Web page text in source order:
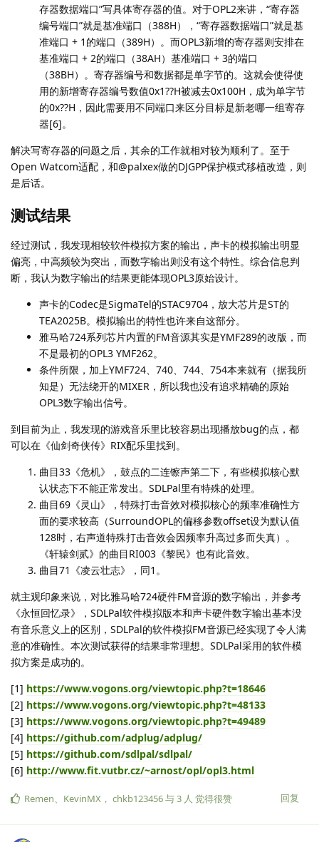
存器数据端口”写具体寄存器的值。对于OPL2来讲，“寄存器
编号端口”就是基准端口（388H），“寄存器数据端口”就是基
准端口 + 1的端口（389H）。而OPL3新增的寄存器则安排在
基准端口 + 2的端口（38AH）基准端口 + 3的端口
（38BH）。寄存器编号和数据都是单字节的。这就会使得使
用的新增寄存器编号数值0x1??H被减去0x100H，成为单字节
的0x??H，因此需要用不同端口来区分目标是新老哪一组寄存
器[6]。
解决写寄存器的问题之后，其余的工作就相对较为顺利了。至于
Open Watcom适配，和@palxex做的DJGPP保护模式移植改造，则
是后话。
测试结果
经过测试，我发现相较软件模拟方案的输出，声卡的模拟输出明显
偏亮，中高频较为突出，而数字输出则没有这个特性。综合信息判
断，我认为数字输出的结果更能体现OPL3原始设计。
声卡的Codec是SigmaTel的STAC9704，放大芯片是ST的
TEA2025B。模拟输出的特性也许来自这部分。
雅马哈724系列芯片内置的FM音源其实是YMF289的改版，而
不是最初的OPL3 YMF262。
条件所限，加上YMF724、740、744、754本来就有（据我所
知是）无法绕开的MIXER，所以我也没有追求精确的原始
OPL3数字输出信号。
到目前为止，我发现的游戏音乐里比较容易出现播放bug的点，都
可以在《仙剑奇侠传》RIX配乐里找到。
曲目33《危机》，鼓点的二连镲声第二下，有些模拟核心默
认状态下不能正常发出。SDLPal里有特殊的处理。
曲目69《灵山》，特殊打击音效对模拟核心的频率准确性方
面的要求较高（SurroundOPL的偏移参数offset设为默认值
128时，右声道特殊打击音效会因频率升高过多而失真）。
《轩辕剑贰》的曲目RI003《黎民》也有此音效。
曲目71《凌云壮志》，同1。
就主观印象来说，对比雅马哈724硬件FM音源的数字输出，并参考
《永恒回忆录》，SDLPal软件模拟版本和声卡硬件数字输出基本没
有音乐意义上的区别，SDLPal的软件模拟FM音源已经实现了令人满
意的准确性。本次测试获得的结果非常理想。SDLPal采用的软件模
拟方案是成功的。
[1] https://www.vogons.org/viewtopic.php?t=18646
[2] https://www.vogons.org/viewtopic.php?t=48133
[3] https://www.vogons.org/viewtopic.php?t=49489
[4] https://github.com/adplug/adplug/
[5] https://github.com/sdlpal/sdlpal/
[6] http://www.fit.vutbr.cz/~arnost/opl/opl3.html
回复
Remen、 KevinMX ， chkb123456与3 人 觉得很赞